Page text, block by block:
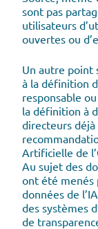
sont pas
utilisateurs
ouvertes ou
Un autre point
à la définition
responsable
la définition à
directeurs
Artificielle de
Au sujet des
ont été menés
données de
des systèmes
de